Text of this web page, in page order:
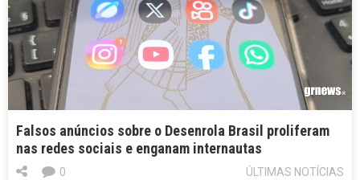
Falsos anúncios sobre o Desenrola Brasil proliferam
nas redes sociais e enganam internautas
ÚLTIMAS NOTÍCIAS
0